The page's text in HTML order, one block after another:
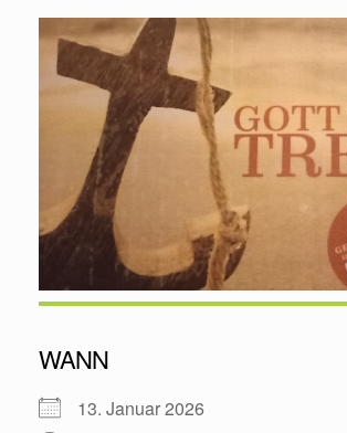
WANN
13. Januar 2026